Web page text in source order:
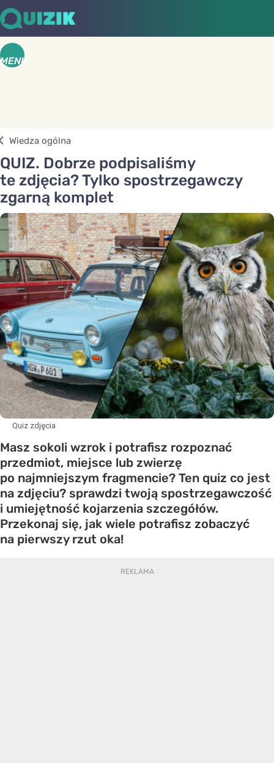
MENU
Wiedza ogólna
QUIZ. Dobrze podpisaliśmy
te zdjęcia? Tylko spostrzegawczy
zgarną komplet
Quiz zdjęcia
Masz sokoli wzrok i potrafisz rozpoznać
przedmiot, miejsce lub zwierzę
po najmniejszym fragmencie? Ten quiz co jest
na zdjęciu? sprawdzi twoją spostrzegawczość
i umiejętność kojarzenia szczegółów.
Przekonaj się, jak wiele potrafisz zobaczyć
na pierwszy rzut oka!